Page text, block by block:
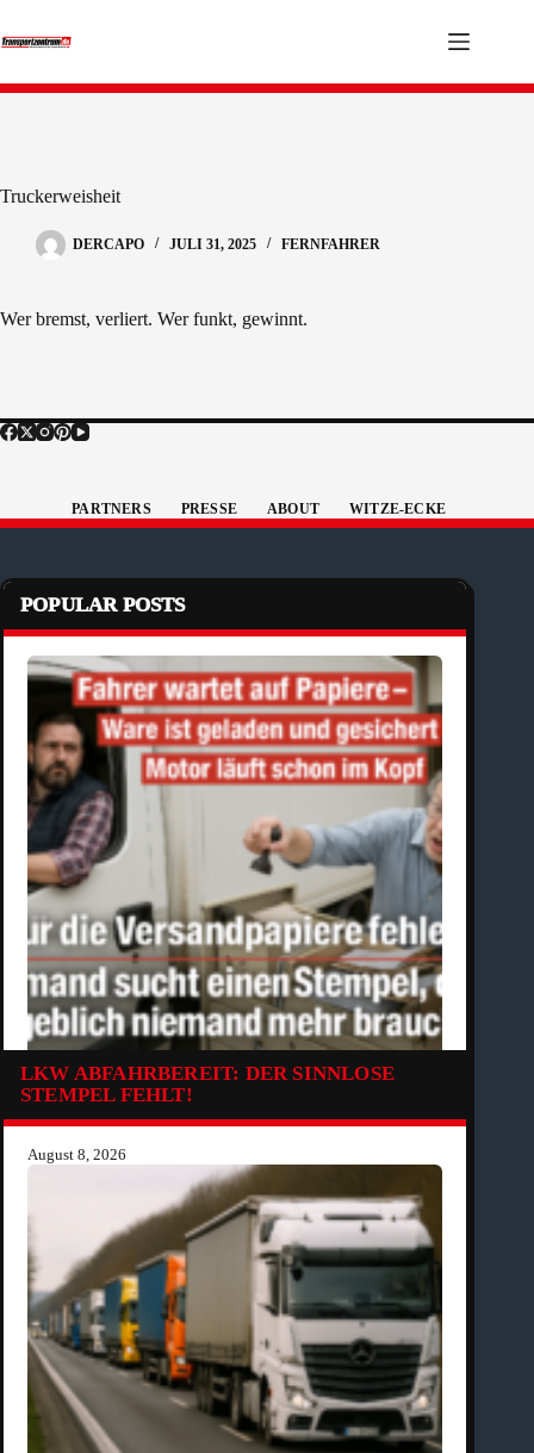
springen
Truckerweisheit
DERCAPO JULI 31, 2025 FERNFAHRER
Wer bremst, verliert. Wer funkt, gewinnt.
PARTNERS PRESSE ABOUT WITZE-ECKE
POPULAR POSTS
LKW ABFAHRBEREIT: DER SINNLOSE
STEMPEL FEHLT!
August 8, 2026